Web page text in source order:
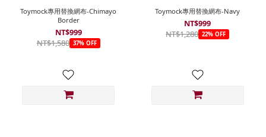
Toymock專用替換網布-Chimayo
Border
NT$999
NT$1,580 37% OFF
Toymock專用替換網布-Navy
NT$999
NT$1,280 22% OFF